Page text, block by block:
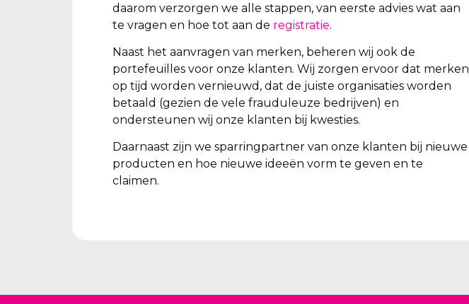
daarom verzorgen we alle stappen, van eerste advies wat aan
te vragen en hoe tot aan de registratie.
Naast het aanvragen van merken, beheren wij ook de
portefeuilles voor onze klanten. Wij zorgen ervoor dat merken
op tijd worden vernieuwd, dat de juiste organisaties worden
betaald (gezien de vele frauduleuze bedrijven) en
ondersteunen wij onze klanten bij kwesties.
Daarnaast zijn we sparringpartner van onze klanten bij nieuwe
producten en hoe nieuwe ideeën vorm te geven en te
claimen.